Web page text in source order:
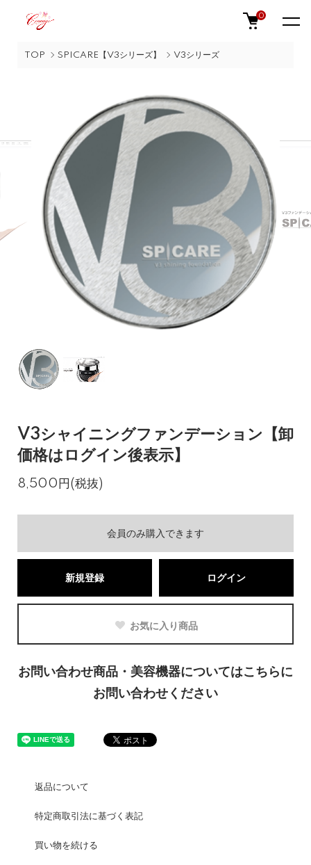
0
TOP SPICARE【V3シリーズ】 V3シリーズ
V3シャイニングファンデーション【卸
価格はログイン後表示】
8,500円(税抜)
会員のみ購入できます
新規登録 ログイン
お気に入り商品
お問い合わせ商品・美容機器についてはこちらに
お問い合わせください
返品について
特定商取引法に基づく表記
買い物を続ける